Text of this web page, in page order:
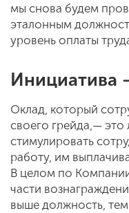
мы снова будем
эталонным
уровень оплаты
Инициатива
Оклад, который
своего грейда,— это
стимулировать
работу, им
В целом по
части
выше должность,